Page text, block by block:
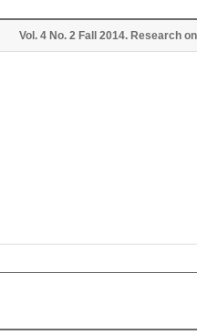
Vol. 4 No. 2 Fall 2014. Research